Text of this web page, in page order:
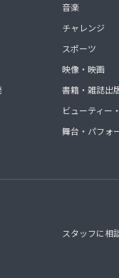
音楽
チャレンジ
スポーツ
映像・映画
書籍・雑誌出
ビューティー
舞台・パフォ
スタッフに相